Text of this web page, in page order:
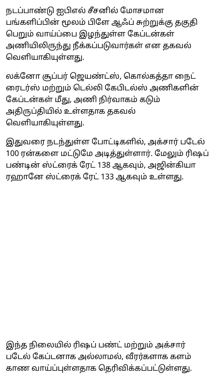
நடப்பாண்டு ஐபிஎல் சீசனில் மோசமான
பங்களிப்பின் மூலம் பிளே ஆஃப் சுற்றுக்கு தகுதி
பெறும் வாய்ப்பை இழந்துள்ள கேப்டன்கள்
அணியிலிருந்து நீக்கப்படுவார்கள் என தகவல்
வெளியாகியுள்ளது.
லக்னோ சூப்பர் ஜெயண்ட்ஸ், கொல்கத்தா நைட்
ரைடர்ஸ் மற்றும் டெல்லி கேபிடல்ஸ் அணிகளின்
கேப்டன்கள் மீது, அணி நிர்வாகம் கடும்
அதிருப்தியில் உள்ளதாக தகவல்
வெளியாகியுள்ளது.
இதுவரை நடந்துள்ள போட்டிகளில், அக்‌சார் படேல்
100 ரன்களை மட்டுமே அடித்துள்ளார். மேலும் ரிஷப்
பண்டின் ஸ்ட்ரைக் ரேட் 138 ஆகவும், அஜின்கியா
ரஹானே ஸ்ட்ரைக் ரேட் 133 ஆகவும் உள்ளது.
இந்த நிலையில் ரிஷப் பண்ட் மற்றும் அக்‌சார்
படேல் கேப்டனாக அல்லாமல், வீரர்களாக களம்
காண வாய்ப்புள்ளதாக தெரிவிக்கப்பட்டுள்ளது.